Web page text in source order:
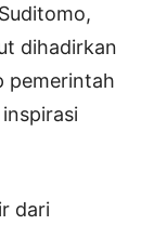
dihadirkan
pemerintah
dari